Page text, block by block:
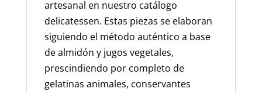
artesanal en nuestro catálogo
delicatessen. Estas piezas se elaboran
siguiendo el método auténtico a base
de almidón y jugos vegetales,
prescindiendo por completo de
gelatinas animales, conservantes